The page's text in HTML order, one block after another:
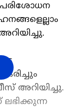
അറിയിച്ചു.
ലഭിക്കുന്ന